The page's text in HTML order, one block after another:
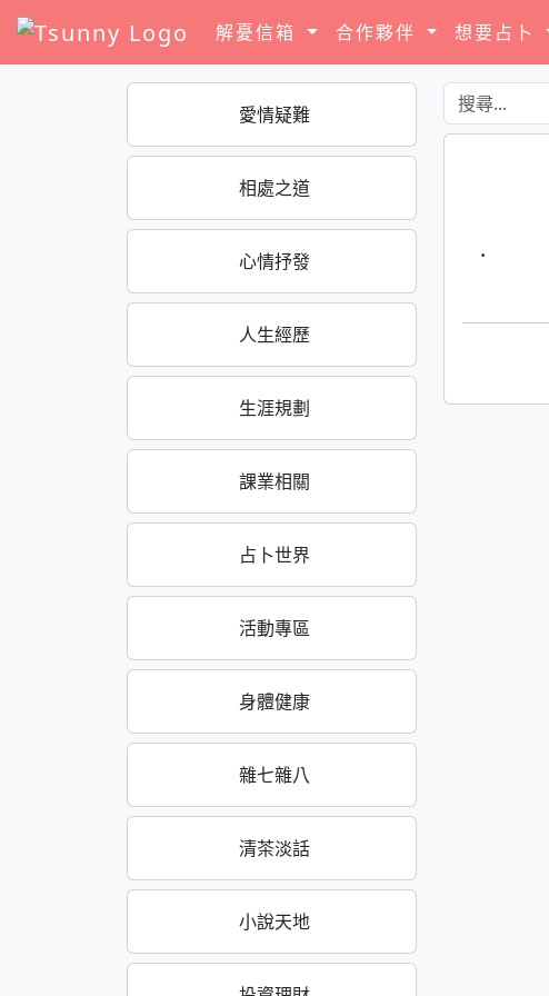
解憂信箱 合作夥伴 想要占卜
愛情疑難
相處之道
心情抒發
人生經歷
生涯規劃
課業相關
占卜世界
活動專區
身體健康
雜七雜八
清茶淡話
小說天地
·